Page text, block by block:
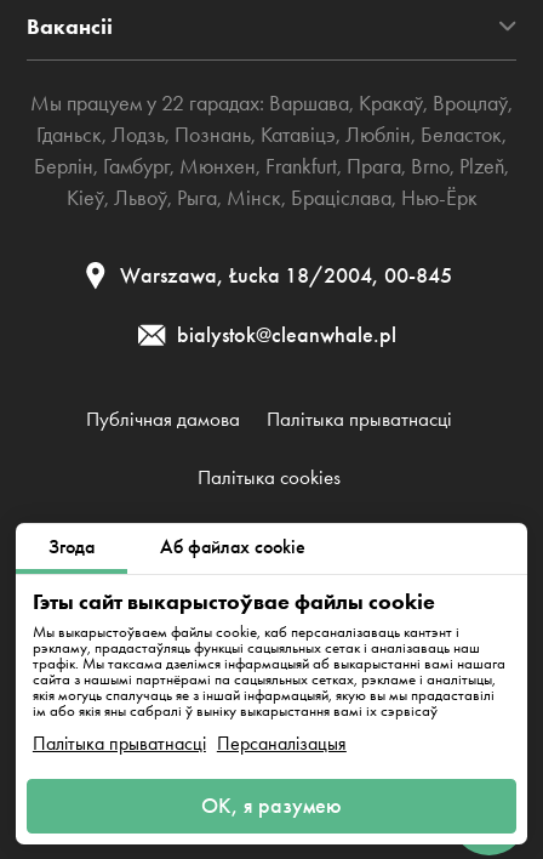
Згода Аб файлах cookie
Гэты сайт выкарыстоўвае файлы cookie
Мы выкарыстоўваем файлы cookie, каб персаналізаваць кантэнт і
рэкламу, прадастаўляць функцыі сацыяльных сетак і аналізаваць наш
трафік. Мы таксама дзелімся інфармацыяй аб выкарыстанні вамі нашага
сайта з нашымі партнёрамі па сацыяльных сетках, рэкламе і аналітыцы,
якія могуць спалучаць яе з іншай інфармацыяй, якую вы мы прадаставілі
ім або якія яны сабралі ў выніку выкарыстання вамі іх сэрвісаў
Палітыка прыватнасці Персаналізацыя
ОК, я разумею
Вакансіі
Мы працуем у 22 гарадах: Варшава, Кракаў, Вроцлаў,
Гданьск, Лодзь, Познань, Катавіцэ, Люблін, Беласток,
Берлін, Гамбург, Мюнхен, Frankfurt, Прага, Brno, Plzeň,
Кіеў, Львоў, Рыга, Мінск, Браціслава, Нью-Ёрк
Warszawa, Łucka 18/2004, 00-845
bialystok@cleanwhale.pl
Публічная дамова Палітыка прыватнасці
Палітыка cookies
Clean Whale Sp. z o.o., KRS 0000868230, NIP: 6751738063,
REGON: 38745511400000
Warszawa, Łucka 18/2004, 00-845
Напішыце нам